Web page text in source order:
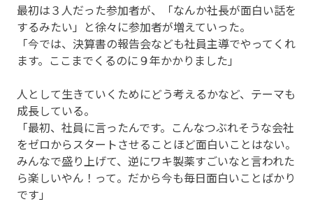
最初は３人だった参加者が、「なんか社長が面白い話を
するみたい」と徐々に参加者が増えていった。
「今では、決算書の報告会なども社員主導でやってくれ
ます。ここまでくるのに９年かかりました」
人として生きていくためにどう考えるかなど、テーマも
成長している。
「最初、社員に言ったんです。こんなつぶれそうな会社
をゼロからスタートさせることほど面白いことはない。
みんなで盛り上げて、逆にワキ製薬すごいなと言われた
ら楽しいやん！って。だから今も毎日面白いことばかり
です」